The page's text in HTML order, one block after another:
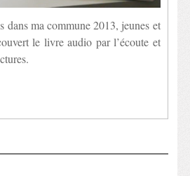
dans ma commune 2013, jeunes et
le livre audio par l’écoute et